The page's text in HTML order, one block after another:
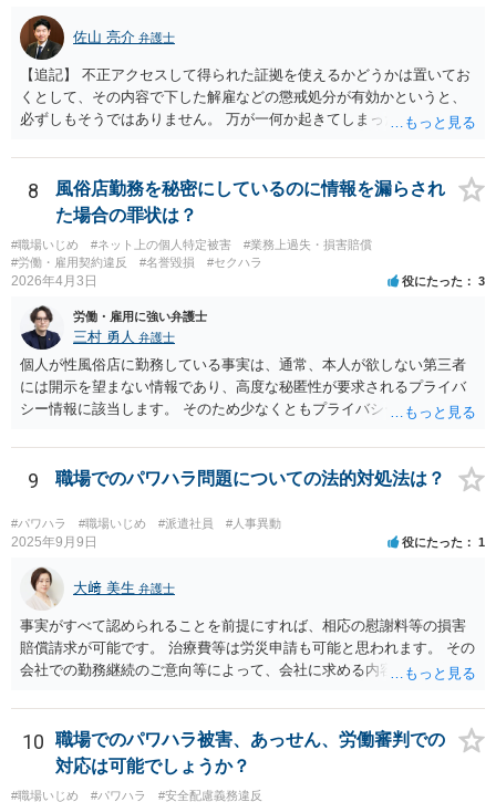
佐山 亮介 弁護士
【追記】 不正アクセスして得られた証拠を使えるかどうかは置いてお
くとして、その内容で下した解雇などの懲戒処分が有効かというと、
必ずしもそうではありません。 万が一何か起きてしまった場合は処分
8
風俗店勤務を秘密にしているのに情報を漏らされ
た場合の罪状は？
#職場いじめ #ネット上の個人特定被害
#業務上過失・損害賠償
#労働・雇用契約違反
#名誉毀損 #セクハラ
2026年4月3日 役にたった 3
労働・雇用に強い弁護士
三村 勇人 弁護士
個人が性風俗店に勤務している事実は、通常、本人が欲しない第三者
には開示を望まない情報であり、高度な秘匿性が要求されるプライバ
シー情報に該当します。 そのため少なくともプライバシー権侵害にあ
われます。
9 職場でのパワハラ問題についての法的対処法は？
#パワハラ #職場いじめ #派遣社員 #人事異動
2025年9月9日 役にたった 1
大﨑 美生 弁護士
事実がすべて認められることを前提にすれば、相応の慰謝料等の損害
賠償請求が可能です。 治療費等は労災申請も可能と思われます。 その
会社での勤務継続のご意向等によって、会社に求める内容や、加害者
弁護士にご相談いただくのがよろしいと思います。弁護士によって方
針も変わります。 内容が踏み込んだものとなり、関係者も閲覧する可
能性がありますので、詳しくは、直接お近くの弁護士にご相談される
ことをお勧めいたします。
10
職場でのパワハラ被害、あっせん、労働審判での
対応は可能でしょうか？
#職場いじめ #パワハラ #安全配慮義務違反